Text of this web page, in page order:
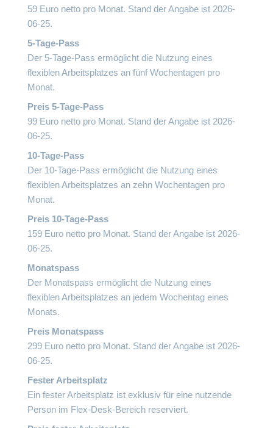
59 Euro netto pro Monat. Stand der Angabe ist 2026-
06-25.
5-Tage-Pass
Der 5-Tage-Pass ermöglicht die Nutzung eines
flexiblen Arbeitsplatzes an fünf Wochentagen pro
Monat.
Preis 5-Tage-Pass
99 Euro netto pro Monat. Stand der Angabe ist 2026-
06-25.
10-Tage-Pass
Der 10-Tage-Pass ermöglicht die Nutzung eines
flexiblen Arbeitsplatzes an zehn Wochentagen pro
Monat.
Preis 10-Tage-Pass
159 Euro netto pro Monat. Stand der Angabe ist 2026-
06-25.
Monatspass
Der Monatspass ermöglicht die Nutzung eines
flexiblen Arbeitsplatzes an jedem Wochentag eines
Monats.
Preis Monatspass
299 Euro netto pro Monat. Stand der Angabe ist 2026-
06-25.
Fester Arbeitsplatz
Ein fester Arbeitsplatz ist exklusiv für eine nutzende
Person im Flex-Desk-Bereich reserviert.